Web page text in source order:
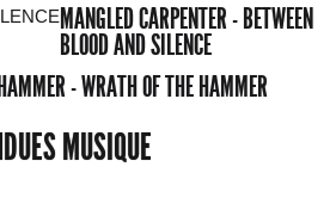
MANGLED CARPENTER - BETWEEN
BLOOD AND SILENCE
- WRATH OF THE HAMMER
MUSIQUE